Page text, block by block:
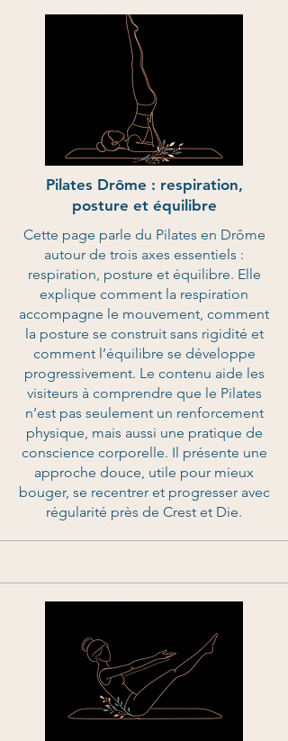
Pilates Drôme : respiration,
posture et équilibre
Cette page parle du Pilates en Drôme
autour de trois axes essentiels :
respiration, posture et équilibre. Elle
explique comment la respiration
accompagne le mouvement, comment
la posture se construit sans rigidité et
comment l’équilibre se développe
progressivement. Le contenu aide les
visiteurs à comprendre que le Pilates
n’est pas seulement un renforcement
physique, mais aussi une pratique de
conscience corporelle. Il présente une
approche douce, utile pour mieux
bouger, se recentrer et progresser avec
régularité près de Crest et Die.